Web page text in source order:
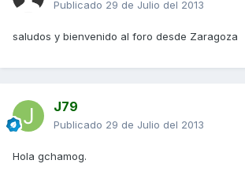
Publicado 29 de Julio del 2013
saludos y bienvenido al foro desde Zaragoza
J79
Publicado 29 de Julio del 2013
Hola gchamog.